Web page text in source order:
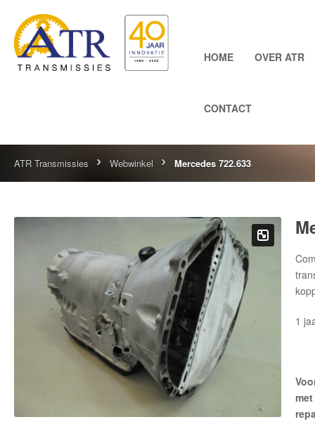
HOME OVER ATR
CONTACT
ATR Transmissies Webwinkel Mercedes 722.633
1